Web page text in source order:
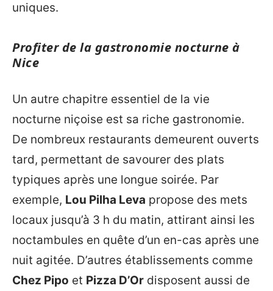
uniques.
Profiter de la gastronomie nocturne à
Nice
Un autre chapitre essentiel de la vie
nocturne niçoise est sa riche gastronomie.
De nombreux restaurants demeurent ouverts
tard, permettant de savourer des plats
typiques après une longue soirée. Par
exemple, Lou Pilha Leva propose des mets
locaux jusqu’à 3 h du matin, attirant ainsi les
noctambules en quête d’un en-cas après une
nuit agitée. D’autres établissements comme
Chez Pipo et Pizza D’Or disposent aussi de